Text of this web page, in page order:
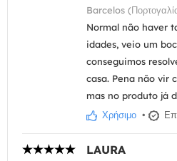
Barcelos
Normal não haver
idades, veio um
conseguimos
casa. Pena não vir
mas no produto já
Χρήσιμο •
LAURA